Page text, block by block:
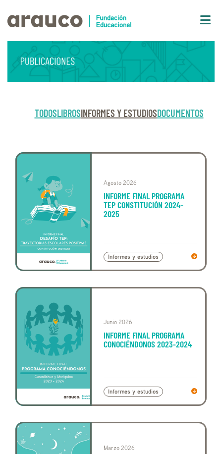
TODOSLIBROSINFORMES Y ESTUDIOSDOCUMENTOS
Agosto 2026
INFORME FINAL PROGRAMA
TEP CONSTITUCIÓN 2024-
2025
Informes y estudios
Junio 2026
INFORME FINAL PROGRAMA
CONOCIÉNDONOS 2023-2024
Informes y estudios
Marzo 2026